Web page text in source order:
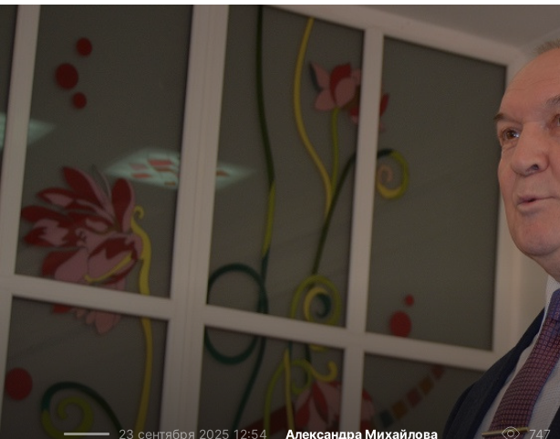
23 сентября 2025 12:54 Александра Михайлова 747